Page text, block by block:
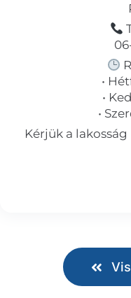
•
•
•
Kérjük a